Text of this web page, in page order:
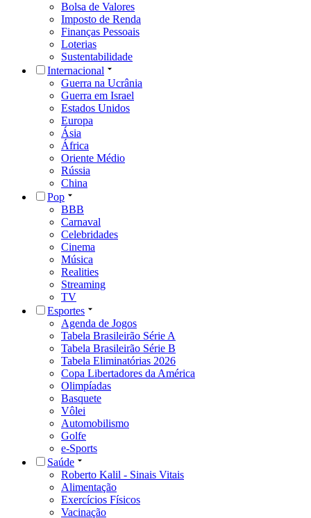
Bolsa de Valores
Imposto de Renda
Finanças Pessoais
Loterias
Sustentabilidade
Internacional
Guerra na Ucrânia
Guerra em Israel
Estados Unidos
Europa
Ásia
África
Oriente Médio
Rússia
China
Pop
BBB
Carnaval
Celebridades
Cinema
Música
Realities
Streaming
TV
Esportes
Agenda de Jogos
Tabela Brasileirão Série A
Tabela Brasileirão Série B
Tabela Eliminatórias 2026
Copa Libertadores da América
Olimpíadas
Basquete
Vôlei
Automobilismo
Golfe
e-Sports
Saúde
Roberto Kalil - Sinais Vitais
Alimentação
Exercícios Físicos
Vacinação